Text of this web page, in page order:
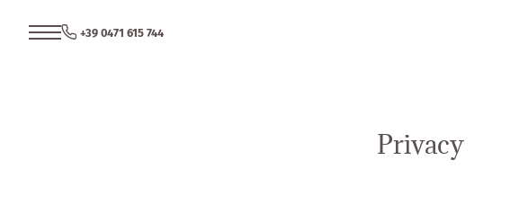
+39 0471 615 744
Privacy